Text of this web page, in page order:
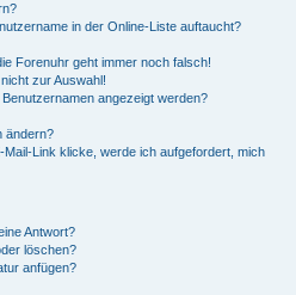
in der Online-Liste auftaucht?
Forenuhr geht immer noch falsch!
zur Auswahl!
angezeigt werden?
ändern?
Link klicke, werde ich aufgefordert, mich
Antwort?
löschen?
anfügen?